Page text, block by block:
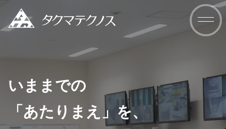
いままでの
「あたりまえ」を、